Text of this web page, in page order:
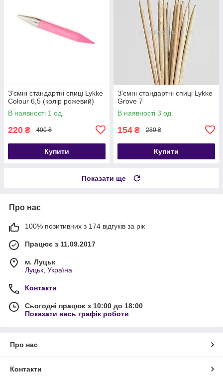
З’ємні стандартні спиці Lykke
Colour 6,5 (колір рожевий)
В наявності 1 од.
220 ₴ 400 ₴
Купити
З’ємні стандартні спиці Lykke
Grove 7
В наявності 3 од.
154 ₴ 280 ₴
Купити
Показати ще
Про нас
100% позитивних з 174 відгуків за рік
Працює з 11.09.2017
м. Луцьк
Луцьк, Україна
Контакти
Сьогодні працює з 10:00 до 18:00
Показати весь графік роботи
Про нас
Контакти